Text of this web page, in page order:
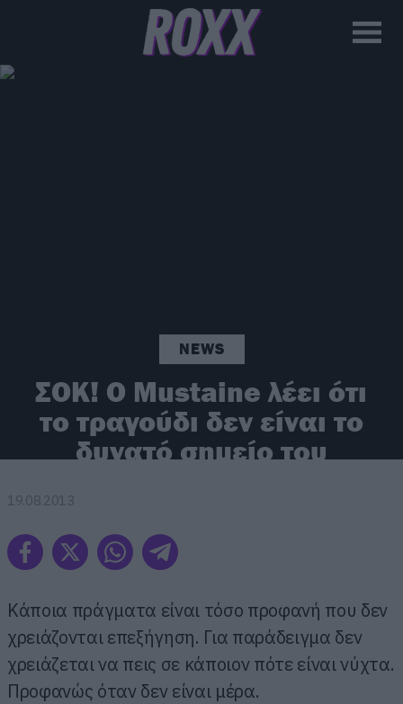
NEWS
ΣΟΚ! Ο Mustaine λέει ότι
το τραγούδι δεν είναι το
δυνατό σημείο του
19.08.2013
Κάποια πράγματα είναι τόσο προφανή που δεν
χρειάζονται επεξήγηση. Για παράδειγμα δεν
χρειάζεται να πεις σε κάποιον πότε είναι νύχτα.
Προφανώς όταν δεν είναι μέρα.